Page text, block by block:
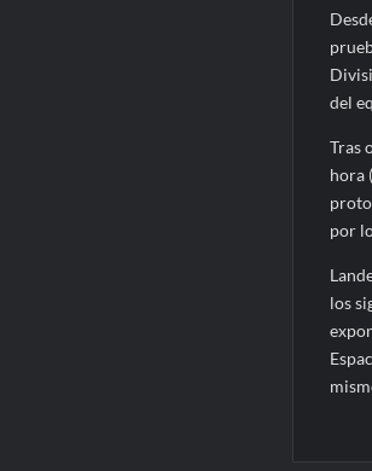
del
Tras
hora
por
los